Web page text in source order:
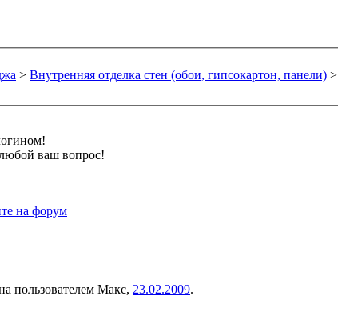
> Внутренняя отделка стен (обои, гипсокартон, панели) >
ваш вопрос!
на форум
пользователем Макс, 23.02.2009.